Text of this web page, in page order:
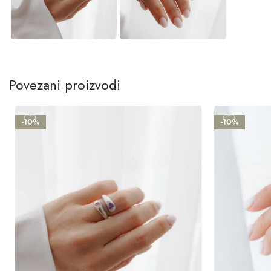
Povezani proizvodi
-10% -10%